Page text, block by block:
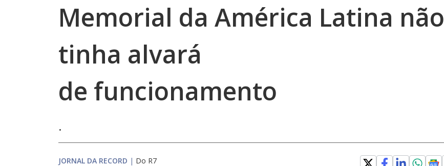
Memorial da América Latina não
tinha alvará
de funcionamento
.
JORNAL DA RECORD | Do R7